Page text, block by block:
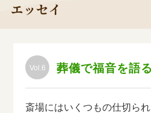
エッセイ
Vol.6 葬儀で福音を語
斎場にはいくつもの仕切ら